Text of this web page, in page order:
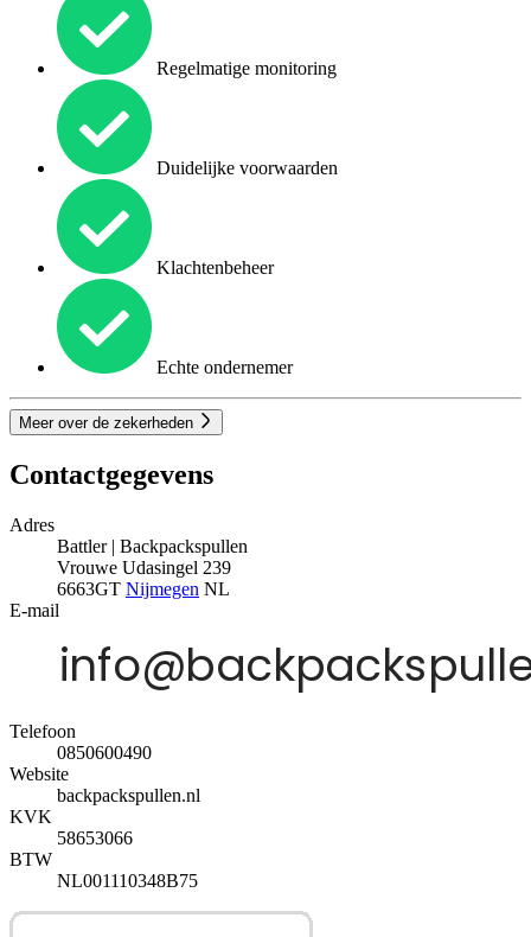
Regelmatige monitoring
Duidelijke voorwaarden
Klachtenbeheer
Echte ondernemer
Meer over de zekerheden
Contactgegevens
Adres
Battler | Backpackspullen
Vrouwe Udasingel 239
6663GT Nijmegen NL
E-mail
Telefoon
0850600490
Website
backpackspullen.nl
KVK
58653066
BTW
NL001110348B75